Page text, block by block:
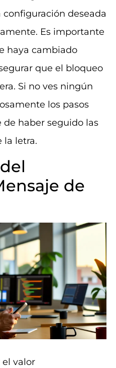
configuración deseada
Es importante
haya cambiado
que el bloqueo
Si no ves ningún
los pasos
de haber seguido las
la letra.
de
valor